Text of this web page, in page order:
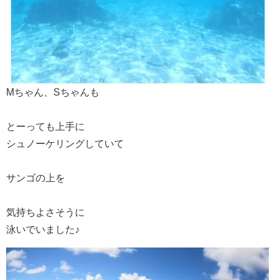
Mちゃん、Sちゃんも
とーっても上手に
シュノーケリングしていて
サンゴの上を
気持ちよさそうに
泳いでいました♪